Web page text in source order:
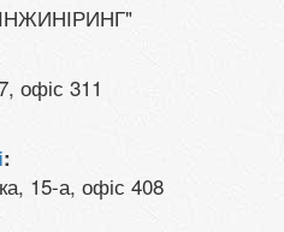
офіс 311
:
15-а, офіс 408